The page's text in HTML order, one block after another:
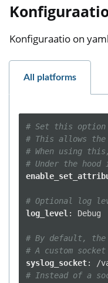
Konfiguraatio on
All platforms
# Set this
# This allows the
# When using
# Under the
# Optional log
log_level : Debug
# By default,
# A custom
syslog_socket:
/
# Instead of a